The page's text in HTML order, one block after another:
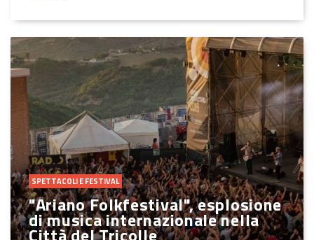
SPETTACOLI E FESTIVAL
"Ariano Folkfestival", esplosione
di musica internazionale nella